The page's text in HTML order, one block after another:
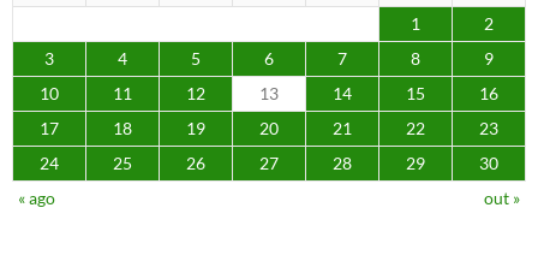
1
2
3
4 5 6 7 8
9
10
11 12 13 14 15
16
17
18 19 20 21 22
23
24
25 26 27 28 29
30
« ago
out »